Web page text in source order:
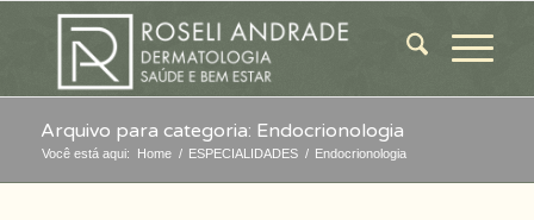
Arquivo para categoria: Endocrionologia
Você está aqui: Home / ESPECIALIDADES / Endocrionologia